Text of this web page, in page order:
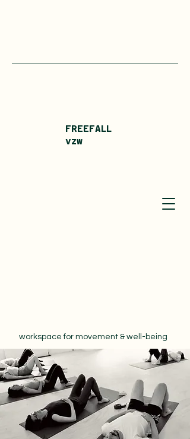
FREEFALL
vzw
workspace for movement & well-being